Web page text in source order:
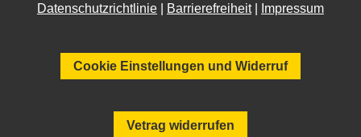
Datenschutzrichtlinie
Barrierefreiheit| Impressum
Cookie Einstellungen und Widerruf
Vetrag widerrufen